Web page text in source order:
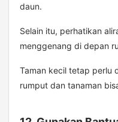
daun.
Selain itu, perhatikan
menggenang di depan
Taman kecil tetap perlu
rumput dan tanaman